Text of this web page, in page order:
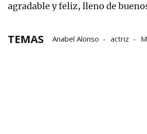
agradable y feliz, lleno de
TEMAS Anabel Alonso actriz